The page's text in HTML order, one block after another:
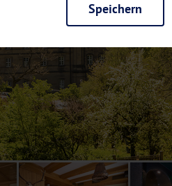
und ermöglichen beispielsweise
Seite schneller zur Verfügung zu
wir anonymisierte Daten für
Effekt bestimmter Seiten unseres
Facebook. Durch diese Dienste
Hinweise zu der Verarbeitung
denCookie-Einstellungenwiderrufen.
zu Ihren Interessen anzuzeigen.
Speichern